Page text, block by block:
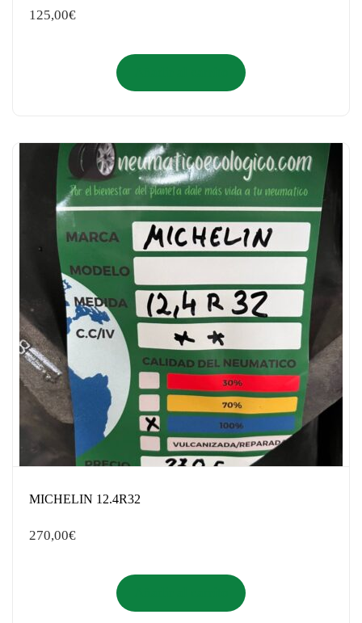
125,00€
MICHELIN 12.4R32
270,00€